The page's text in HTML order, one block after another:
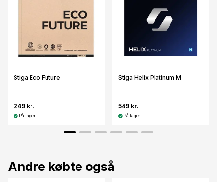
Stiga Eco Future
249 kr.
På lager
Stiga Helix Platinum M
549 kr.
På lager
Andre købte også